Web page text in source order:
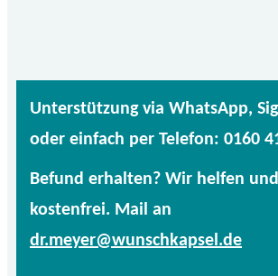
Unterstützung via WhatsApp,
oder einfach per Telefon: 0160
Befund erhalten? Wir helfen
kostenfrei. Mail an
dr.meyer@wunschkapsel.de